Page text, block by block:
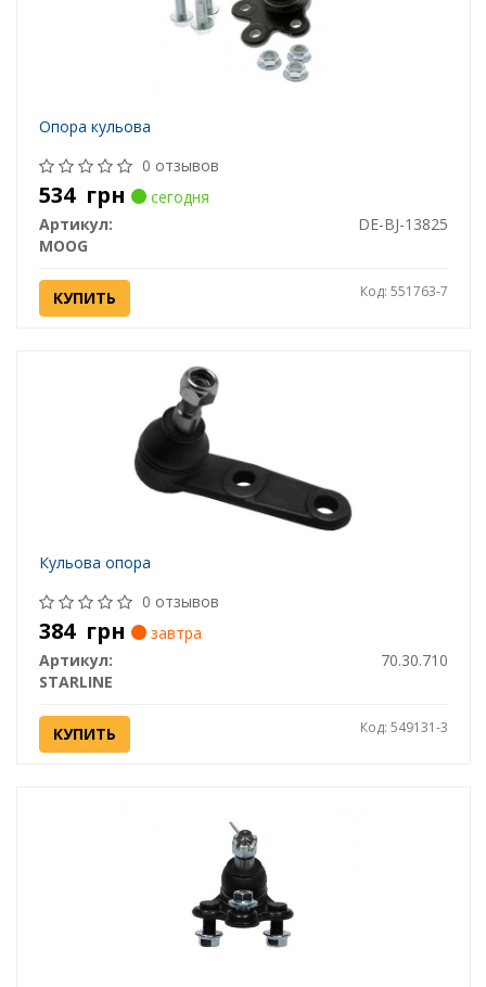
Опора кульова
0 отзывов
534 грн
сегодня
Артикул:
DE-BJ-13825
MOOG
КУПИТЬ Код: 551763-7
Кульова опора
0 отзывов
384 грн
завтра
Артикул:
70.30.710
STARLINE
КУПИТЬ Код: 549131-3